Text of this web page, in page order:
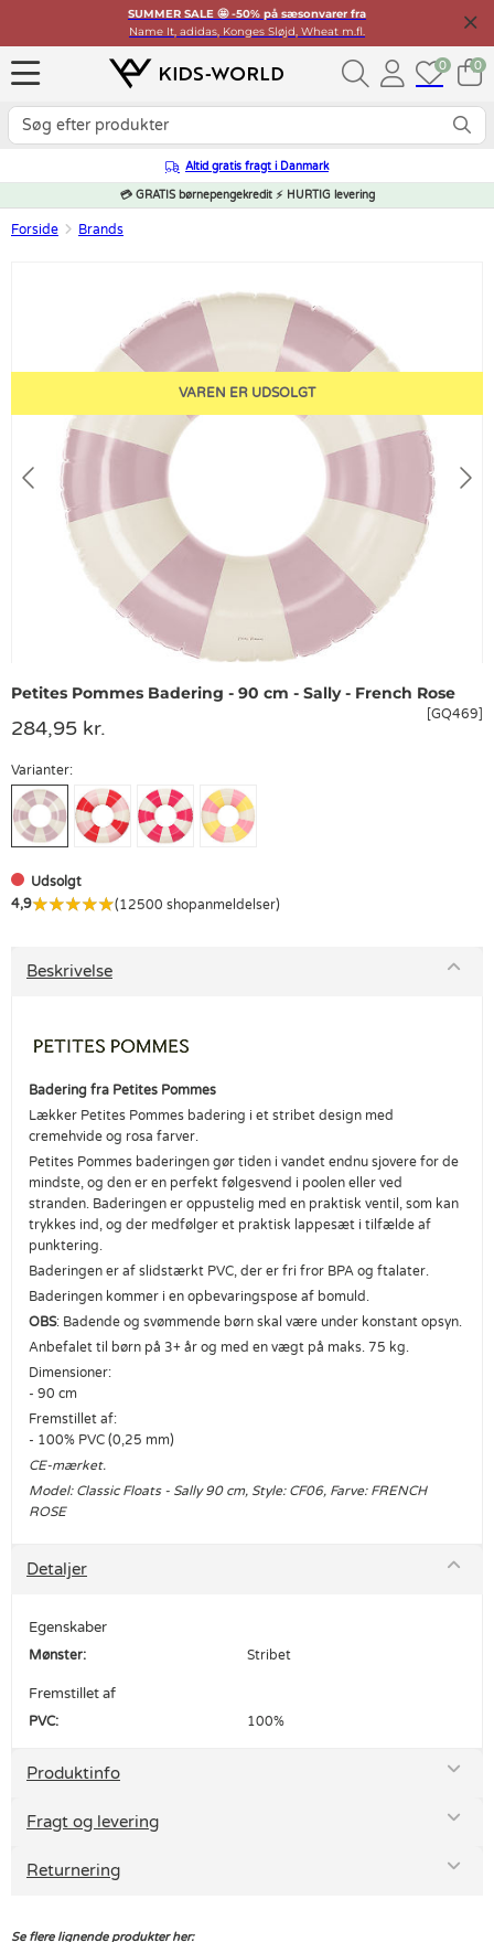
SUMMER SALE 🤩 -50% på sæsonvarer fra
Name It, adidas, Konges Sløjd, Wheat m.fl.
0 0
Altid gratis fragt i Danmark
💳 GRATIS børnepengekredit ⚡ HURTIG levering
Forside Brands
VAREN ER UDSOLGT
Petites Pommes Badering - 90 cm - Sally - French Rose
[GQ469]
284,95 kr.
Varianter:
Udsolgt
4,9
(12500 shopanmeldelser)
Beskrivelse
Badering fra Petites Pommes
Lækker Petites Pommes badering i et stribet design med
cremehvide og rosa farver.
Petites Pommes baderingen gør tiden i vandet endnu sjovere for de
mindste, og den er en perfekt følgesvend i poolen eller ved
stranden. Baderingen er oppustelig med en praktisk ventil, som kan
trykkes ind, og der medfølger et praktisk lappesæt i tilfælde af
punktering.
Baderingen er af slidstærkt PVC, der er fri fror BPA og ftalater.
Baderingen kommer i en opbevaringspose af bomuld.
OBS: Badende og svømmende børn skal være under konstant opsyn.
Anbefalet til børn på 3+ år og med en vægt på maks. 75 kg.
Dimensioner:
- 90 cm
Fremstillet af:
- 100% PVC (0,25 mm)
CE-mærket.
Model: Classic Floats - Sally 90 cm, Style: CF06, Farve: FRENCH
ROSE
Detaljer
Egenskaber
Mønster: Stribet
Fremstillet af
PVC: 100%
Produktinfo
Fragt og levering
Returnering
Se flere lignende produkter her: